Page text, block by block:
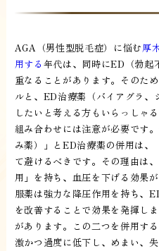
AGA（男性型脱毛症）に悩む厚
用する 年代は、同時にED（勃起
重なることがあります。そのた
ルと、ED治療薬（バイアグラ、
したいと考える方もいらっしゃ
組み合わせには注意が必要です
み薬）」とED治療薬の併用は、
て避けるべきです。その理由は
用」を持ち、血圧を下げる効果
服薬は強力な降圧作用を持ち、
を改善することで効果を発揮し
があります。この二つを併用す
激かつ過度に低下し、めまい、